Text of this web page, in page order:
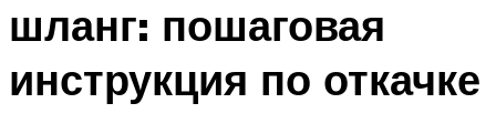
шланг: пошаговая
инструкция по откачке